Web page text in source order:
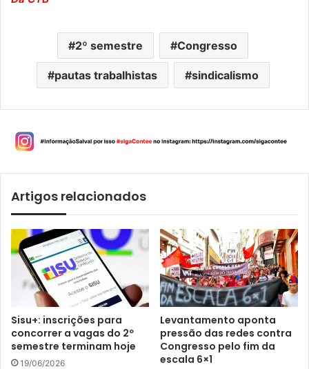
2º semestre Congresso
pautas trabalhistas sindicalismo
Artigos relacionados
Sisu+: inscrições para
concorrer a vagas do 2º
semestre terminam hoje
19/06/2026
Levantamento aponta
pressão das redes contra
Congresso pelo fim da
escala 6×1